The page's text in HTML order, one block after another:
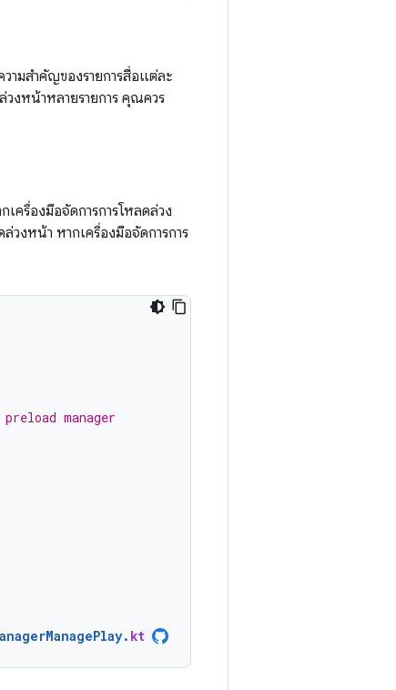
ามสำคัญของรายการสื่อแต่ละ
งหน้าหลายรายการ คุณควร
ครื่องมือจัดการการโหลดล่วง
วงหน้า หากเครื่องมือจัดการการ
manager
. kt